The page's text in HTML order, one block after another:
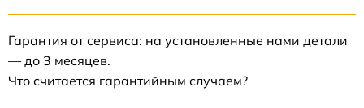
Гарантия от сервиса: на установленные нами детали
— до 3 месяцев.
Что считается гарантийным случаем?